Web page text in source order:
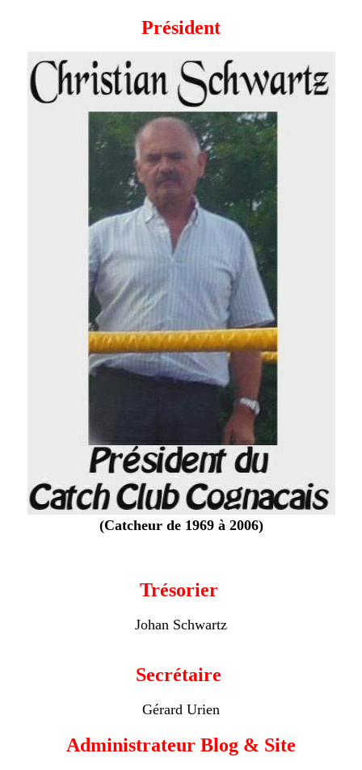
Président
(Catcheur de 1969 à 2006)
Trésorier
Johan Schwartz
Secrétaire
Gérard Urien
Administrateur Blog & Site